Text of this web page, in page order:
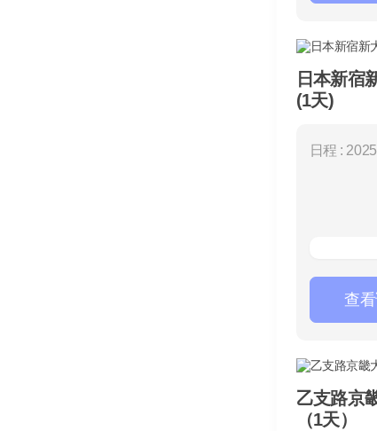
日本新宿
(1天)
日程 :
查
乙支路京
（1天）